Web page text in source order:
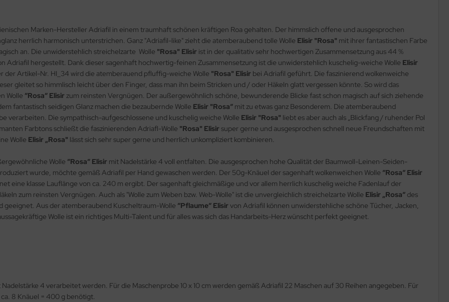
Marken-Hersteller Adriafil in einem traumhaft schönen kräftigen Roa gehalten. Der himmslich offene und ausgesprochen
herrlich harmonisch unterstrichen. Ganz "Adriafil-like" zieht die atemberaubend tolle Wolle Elisir "Rosa" mit ihrer fantastischen Farbe
an. Die unwiderstehlich streichelzarte Wolle "Rosa" Elisir ist in der qualitativ sehr hochwertigen Zusammensetzung aus 44 %
Adriafil hergestellt. Dank dieser sagenhaft hochwertig-feinen Zusammensetzung ist die unwiderstehlich kuschelig-weiche Wolle Elisir
der Artikel-Nr. HI_34 wird die atemberauend pfluffig-weiche Wolle "Rosa" Elisir bei Adriafil geführt. Die faszinierend wolkenweiche
gleitet so himmlisch leicht über den Finger, dass man ihn beim Stricken und / oder Häkeln glatt vergessen könnte. So wird das
Wolle “Rosa“ Elisir zum reinsten Vergnügen. Der außergewöhnlich schöne, bewunderende Blicke fast schon magisch auf sich ziehende
fantastisch seidigen Glanz machen die bezaubernde Wolle Elisir "Rosa“ mit zu etwas ganz Besonderem. Die atemberaubend
verarbeiten. Die sympathisch-aufgeschlossene und kuschelig weiche Wolle Elisir "Rosa" liebt es aber auch als „Blickfang / ruhender Pol
Farbtons schließt die faszinierenden Adriafl-Wolle "Rosa" Elisir super gerne und ausgesprochen schnell neue Freundschaften mit
Wolle Elisir „Rosa" lässt sich sehr super gerne und herrlich unkompliziert kombinieren.
Wolle “Rosa“ Elisir mit Nadelstärke 4 voll entfalten. Die ausgesprochen hohe Qualität der Baumwoll-Leinen-Seiden-
wurde, möchte gemäß Adriafil per Hand gewaschen werden. Der 50g-Knäuel der sagenhaft wolkenweichen Wolle “Rosa“ Elisir
eine klasse Lauflänge von ca. 240 m ergibt. Der sagenhaft gleichmäßige und vor allem herrlich kuschelig weiche Fadenlauf der
zum reinsten Vergnügen. Auch als "Wolle zum Weben bzw. Web-Wolle" ist die unvergleichlich streichelzarte Wolle Elisir „Rosa“ des
geeignet. Aus der atemberaubend Kuscheltraum-Wolle “Pflaume“ Elisir von Adriafil können unwiderstehliche schöne Tücher, Jacken,
Wolle ist ein richtiges Multi-Talent und für alles was sich das Handarbeits-Herz wünscht perfekt geeignet.
4 verarbeitet werden. Für die Maschenprobe 10 x 10 cm werden gemäß Adriafil 22 Maschen auf 30 Reihen angegeben. Für
8 Knäuel = 400 g benötigt.